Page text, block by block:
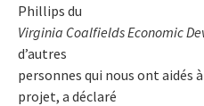
Phillips du
Virginia Coalfields Economic
d’autres
personnes qui nous ont aidés
projet, a déclaré